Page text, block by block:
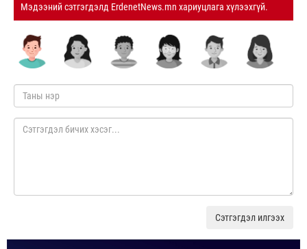
Мэдээний сэтгэгдэлд ErdenetNews.mn хариуцлага хүлээхгүй.
Сэтгэгдэл илгээх